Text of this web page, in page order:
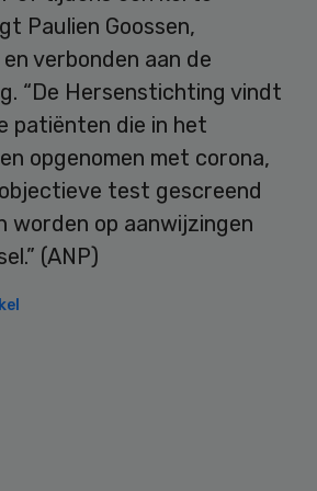
Paulien Goossen,
verbonden aan de
“De Hersenstichting vindt
patiënten die in het
opgenomen met corona,
test gescreend
worden op aanwijzingen
(ANP)